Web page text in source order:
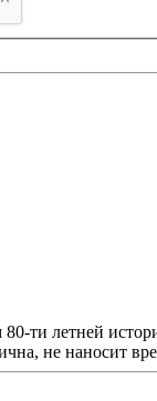
ти летней
не наносит